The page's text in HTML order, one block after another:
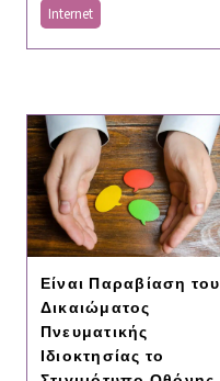
Internet
Είναι Παραβίαση του
Δικαιώματος
Πνευματικής
Ιδιοκτησίας το